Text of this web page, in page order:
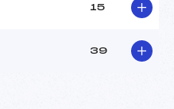
15
39